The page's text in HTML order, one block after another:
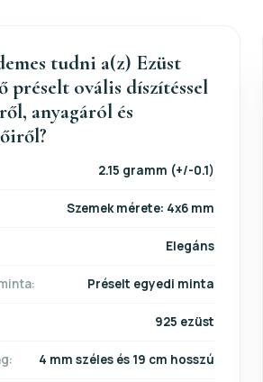
tudni a(z) Ezüst
préselt ovális díszítéssel
anyagáról és
2.15 gramm (+/-0.1)
Szemek mérete: 4x6 mm
Elegáns
Préselt egyedi minta
925 ezüst
4 mm széles és 19 cm hosszú